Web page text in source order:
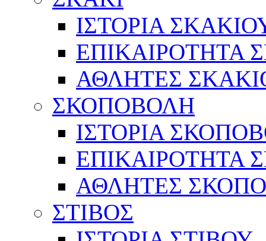
ΙΣΤΟΡΙΑ
ΕΠΙΚΑΙΡΟΤΗΤΑ
ΑΘΛΗΤΕΣ
ΣΚΟΠΟΒΟΛΗ
ΙΣΤΟΡΙΑ
ΕΠΙΚΑΙΡΟΤΗΤΑ
ΑΘΛΗΤΕΣ
ΣΤΙΒΟΣ